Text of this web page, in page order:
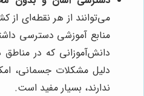
می‌توانند از هر نقطه‌ای از
منابع آموزشی دسترسی
دانش‌آموزانی که در مناطق
دلیل مشکلات جسمانی،
ندارند، بسیار مفید است.